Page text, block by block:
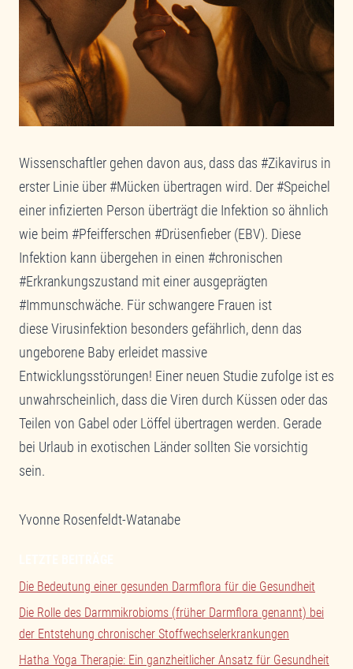
Wissenschaftler gehen davon aus, dass das #Zikavirus in
erster Linie über #Mücken übertragen wird. Der #Speichel
einer infizierten Person überträgt die Infektion so ähnlich
wie beim #Pfeifferschen #Drüsenfieber (EBV). Diese
Infektion kann übergehen in einen #chronischen
#Erkrankungszustand mit einer ausgeprägten
#Immunschwäche. Für schwangere Frauen ist
diese Virusinfektion besonders gefährlich, denn das
ungeborene Baby erleidet massive
Entwicklungsstörungen! Einer neuen Studie zufolge ist es
unwahrscheinlich, dass die Viren durch Küssen oder das
Teilen von Gabel oder Löffel übertragen werden. Gerade
bei Urlaub in exotischen Länder sollten Sie vorsichtig
sein.
Yvonne Rosenfeldt-Watanabe
Die Bedeutung einer gesunden Darmflora für die Gesundheit
Die Rolle des Darmmikrobioms (früher Darmflora genannt) bei
der Entstehung chronischer Stoffwechselerkrankungen
Hatha Yoga Therapie: Ein ganzheitlicher Ansatz für Gesundheit